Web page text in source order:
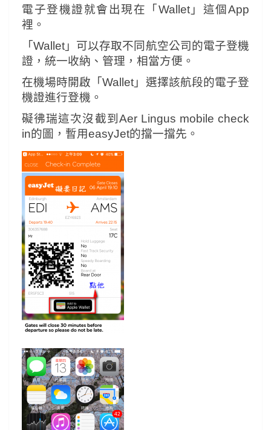
電子登機證就會出現在「Wallet」這個App
裡。
「Wallet」可以存取不同航空公司的電子登機
證，統一收納、管理，相當方便。
在機場時開啟「Wallet」選擇該航段的電子登
機證進行登機。
礙彿瑞這次沒截到Aer Lingus mobile check
in的圖，暫用easyJet的擋一擋先。